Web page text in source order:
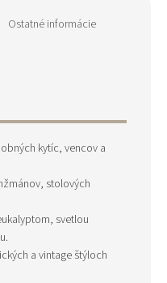
Ostatné informácie
kytíc, vencov a
stolových
svetlou
a vintage štýloch